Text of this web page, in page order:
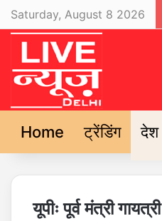
Saturday, August 8 2026
Home ट्रेंडिंग देश
यूपीः पूर्व मंत्री